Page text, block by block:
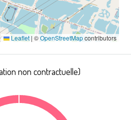
Leaflet | ©OpenStreetMapcontributors
non contractuelle)